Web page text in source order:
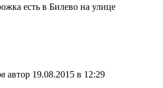
есть в Билево на улице
автор 19.08.2015 в 12:29